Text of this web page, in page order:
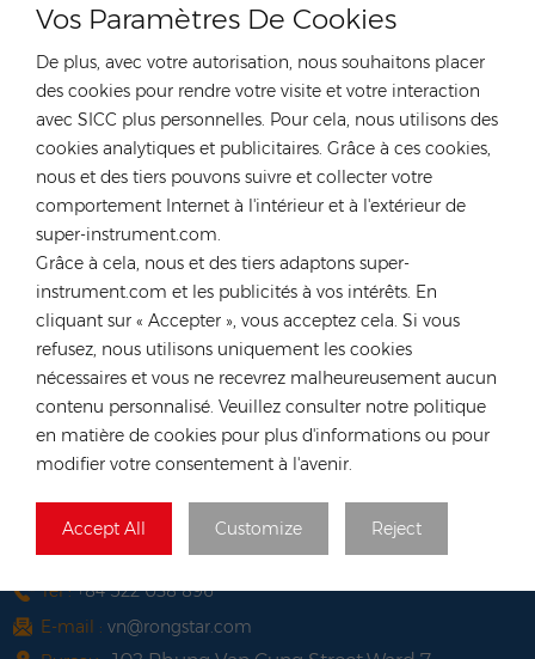
Vos Paramètres De Cookies
De plus, avec votre autorisation, nous souhaitons placer
des cookies pour rendre votre visite et votre interaction
avec SICC plus personnelles. Pour cela, nous utilisons des
cookies analytiques et publicitaires. Grâce à ces cookies,
nous et des tiers pouvons suivre et collecter votre
comportement Internet à l'intérieur et à l'extérieur de
super-instrument.com.
Grâce à cela, nous et des tiers adaptons super-
instrument.com et les publicités à vos intérêts. En
cliquant sur « Accepter », vous acceptez cela. Si vous
refusez, nous utilisons uniquement les cookies
nécessaires et vous ne recevrez malheureusement aucun
contenu personnalisé. Veuillez consulter notre politique
en matière de cookies pour plus d'informations ou pour
modifier votre consentement à l'avenir.
Accept All Customize Reject
CONTACTEZ NOTRE EXPERT
Allemagne
Tél :+49 176 55258880
anna@rongstar.com
Bureau et entrepôt :Industriestraße 40, 52457
Aldenhoven, Deutschland
Hong Kong
Tél :+852 54222219
E-mail :
hk@rongstar.com
Long, Hong Kong
Tél :+84 522 038 896
E-mail : vn@rongstar.com